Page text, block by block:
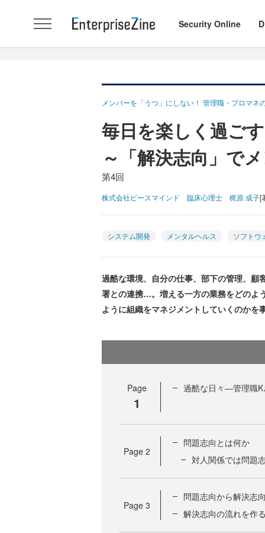
Security Online
メンバーを「うつ」にしない！ 管理職・プロマネ
毎日を楽しく過ご
～「解決志向」で
第4回
株式会社ピースマインド 臨床心理士 梶原 成子[
システム開発 メンタルヘルス ソフトウ
過酷な環境、自分の仕事、部下の管理、顧
署との連携…。増える一方の業務をどのよ
ように組織をマネジメントしていくのかを
Page
1
過酷な日々―管理職K
Page 2
問題志向とは何か
対人関係では問題
Page 3
問題志向から解決志
解決志向の流れを作